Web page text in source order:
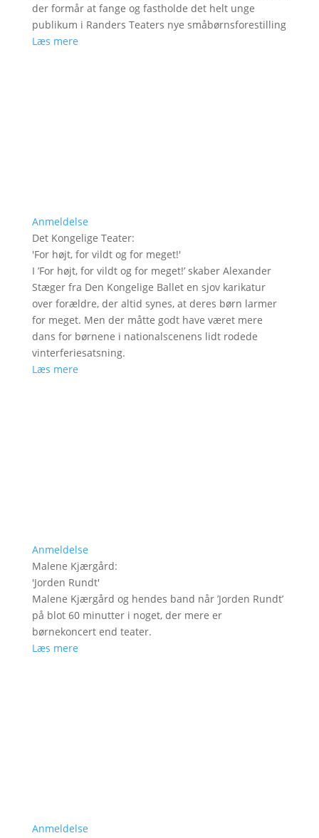
der formår at fange og fastholde det helt unge
publikum i Randers Teaters nye småbørnsforestilling
Læs mere
Anmeldelse
Det Kongelige Teater:
'For højt, for vildt og for meget!'
I ’For højt, for vildt og for meget!’ skaber Alexander
Stæger fra Den Kongelige Ballet en sjov karikatur
over forældre, der altid synes, at deres børn larmer
for meget. Men der måtte godt have været mere
dans for børnene i nationalscenens lidt rodede
vinterferiesatsning.
Læs mere
Anmeldelse
Malene Kjærgård:
'Jorden Rundt'
Malene Kjærgård og hendes band når ’Jorden Rundt’
på blot 60 minutter i noget, der mere er
børnekoncert end teater.
Læs mere
Anmeldelse